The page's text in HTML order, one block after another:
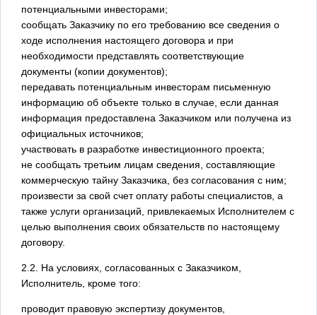
потенциальными инвесторами;
сообщать Заказчику по его требованию все сведения о
ходе исполнения настоящего договора и при
необходимости представлять соответствующие
документы (копии документов);
передавать потенциальным инвесторам письменную
информацию об объекте только в случае, если данная
информация предоставлена Заказчиком или получена из
официальных источников;
участвовать в разработке инвестиционного проекта;
не сообщать третьим лицам сведения, составляющие
коммерческую тайну Заказчика, без согласования с ним;
произвести за свой счет оплату работы специалистов, а
также услуги организаций, привлекаемых Исполнителем с
целью выполнения своих обязательств по настоящему
договору.
2.2. На условиях, согласованных с Заказчиком,
Исполнитель, кроме того:
проводит правовую экспертизу документов,